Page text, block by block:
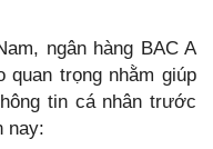
ngân hàng BAC A
quan trọng nhằm giúp
tin cá nhân trước
nay: